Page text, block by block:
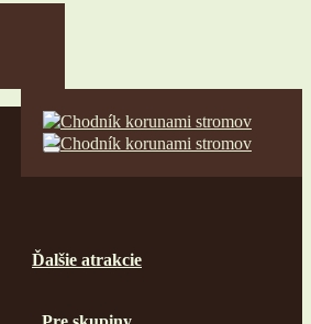
Ďalšie atrakcie